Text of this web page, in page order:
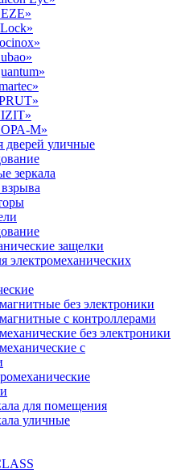
М»
дверей уличные
зеркала
защелки
электромеханических
без электроники
с контроллерами
без электроники
с
для помещения
уличные